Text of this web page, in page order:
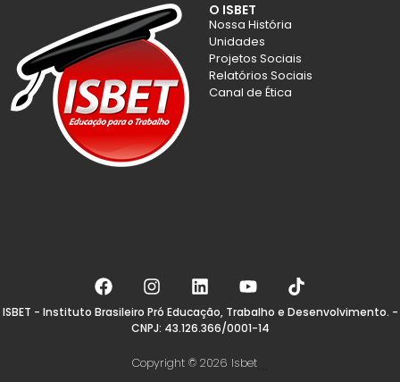
O ISBET
Nossa História
Unidades
Projetos Sociais
Relatórios Sociais
Canal de Ética
ISBET - Instituto Brasileiro Pró Educação, Trabalho e Desenvolvimento. -
CNPJ: 43.126.366/0001-14
Copyright © 2026 Isbet